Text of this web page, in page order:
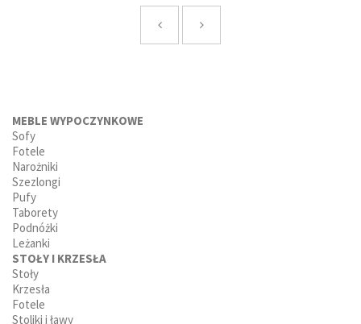
MEBLE WYPOCZYNKOWE
Sofy
Fotele
Narożniki
Szezlongi
Pufy
Taborety
Podnóżki
Leżanki
STOŁY I KRZESŁA
Stoły
Krzesła
Fotele
Stoliki i ławy